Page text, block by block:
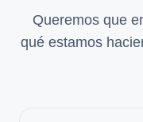
Queremos que
qué estamos